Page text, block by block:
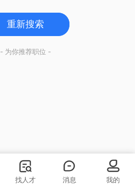
重新搜索
- 为你推荐职位 -
找人才 消息 我的